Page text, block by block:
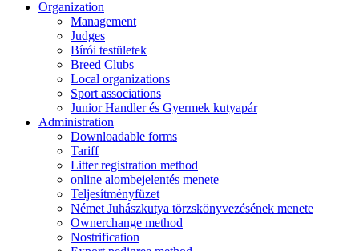
Organization
Management
Judges
Bírói testületek
Breed Clubs
Local organizations
Sport associations
Junior Handler és Gyermek kutyapár
Administration
Downloadable forms
Tariff
Litter registration method
online alombejelentés menete
Teljesítményfüzet
Német Juhászkutya törzskönyvezésének menete
Ownerchange method
Nostrification